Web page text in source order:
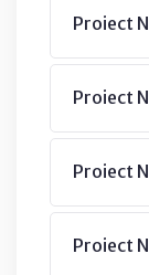
Proiect
Proiect
Proiect
Proiect